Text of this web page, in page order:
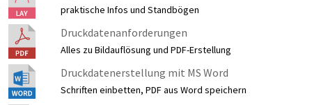
praktische Infos und Standbögen
Druckdatenanforderungen
Alles zu Bildauflösung und PDF-Erstellung
Druckdatenerstellung mit MS Word
Schriften einbetten, PDF aus Word speichern